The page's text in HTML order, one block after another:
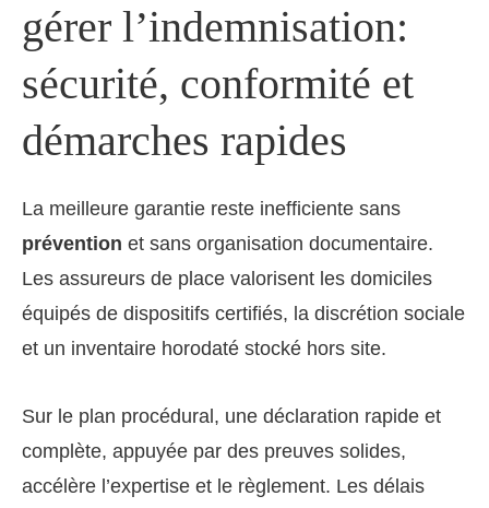
gérer l’indemnisation:
sécurité, conformité et
démarches rapides
La meilleure garantie reste inefficiente sans
prévention et sans organisation documentaire.
Les assureurs de place valorisent les domiciles
équipés de dispositifs certifiés, la discrétion sociale
et un inventaire horodaté stocké hors site.
Sur le plan procédural, une déclaration rapide et
complète, appuyée par des preuves solides,
accélère l’expertise et le règlement. Les délais